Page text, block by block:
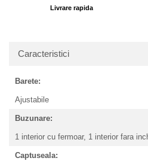
Livrare rapida
Caracteristici
Barete:
Ajustabile
Buzunare:
1 interior cu fermoar, 1 interior fara
Captuseala: